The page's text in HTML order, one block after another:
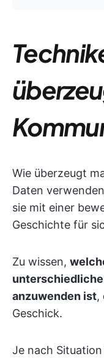
Wie überzeugt
Daten
sie mit einer
Geschichte für
Zu wissen,
anzuwenden ist,
Geschick.
Je nach